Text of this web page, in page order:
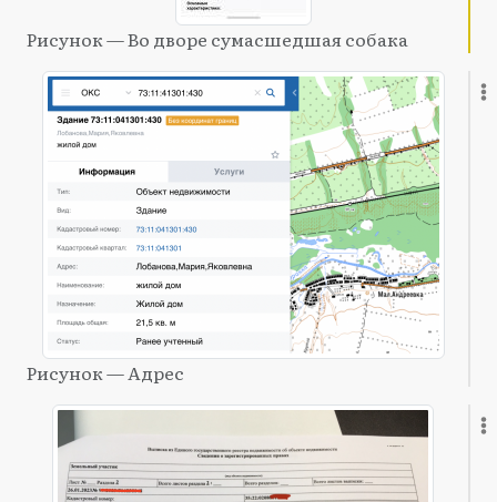
Рисунок — Во дворе сумасшедшая собака
Рисунок — Адрес